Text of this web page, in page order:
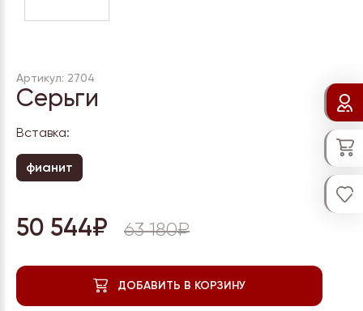
Артикул: 2704
Серьги
Вставка:
фианит
50 544₽ 63 180₽